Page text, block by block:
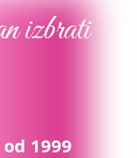
izbrati
1999